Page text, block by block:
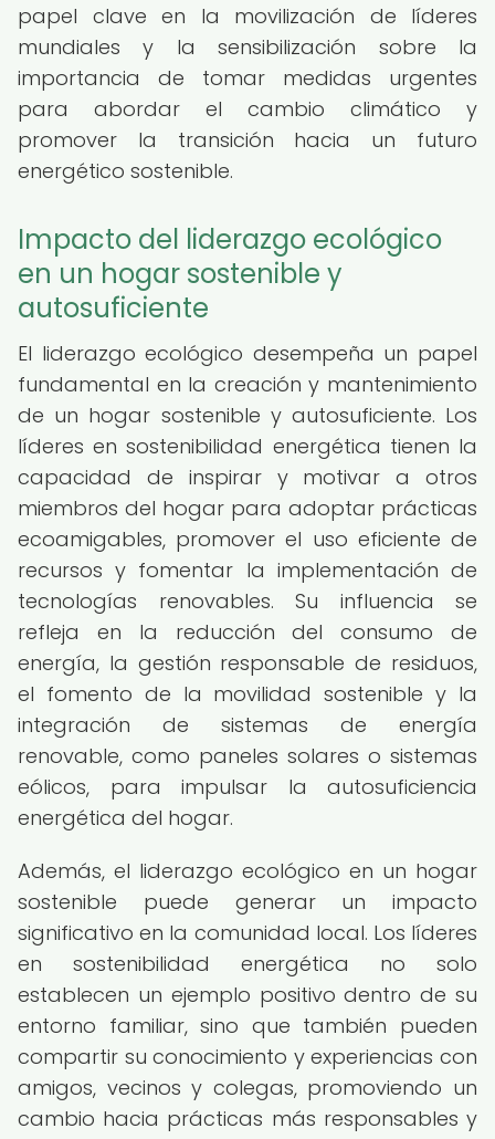
papel clave en la movilización de líderes
mundiales y la sensibilización sobre la
importancia de tomar medidas urgentes
para abordar el cambio climático y
promover la transición hacia un futuro
energético sostenible.
Impacto del liderazgo ecológico
en un hogar sostenible y
autosuficiente
El liderazgo ecológico desempeña un papel
fundamental en la creación y mantenimiento
de un hogar sostenible y autosuficiente. Los
líderes en sostenibilidad energética tienen la
capacidad de inspirar y motivar a otros
miembros del hogar para adoptar prácticas
ecoamigables, promover el uso eficiente de
recursos y fomentar la implementación de
tecnologías renovables. Su influencia se
refleja en la reducción del consumo de
energía, la gestión responsable de residuos,
el fomento de la movilidad sostenible y la
integración de sistemas de energía
renovable, como paneles solares o sistemas
eólicos, para impulsar la autosuficiencia
energética del hogar.
Además, el liderazgo ecológico en un hogar
sostenible puede generar un impacto
significativo en la comunidad local. Los líderes
en sostenibilidad energética no solo
establecen un ejemplo positivo dentro de su
entorno familiar, sino que también pueden
compartir su conocimiento y experiencias con
amigos, vecinos y colegas, promoviendo un
cambio hacia prácticas más responsables y